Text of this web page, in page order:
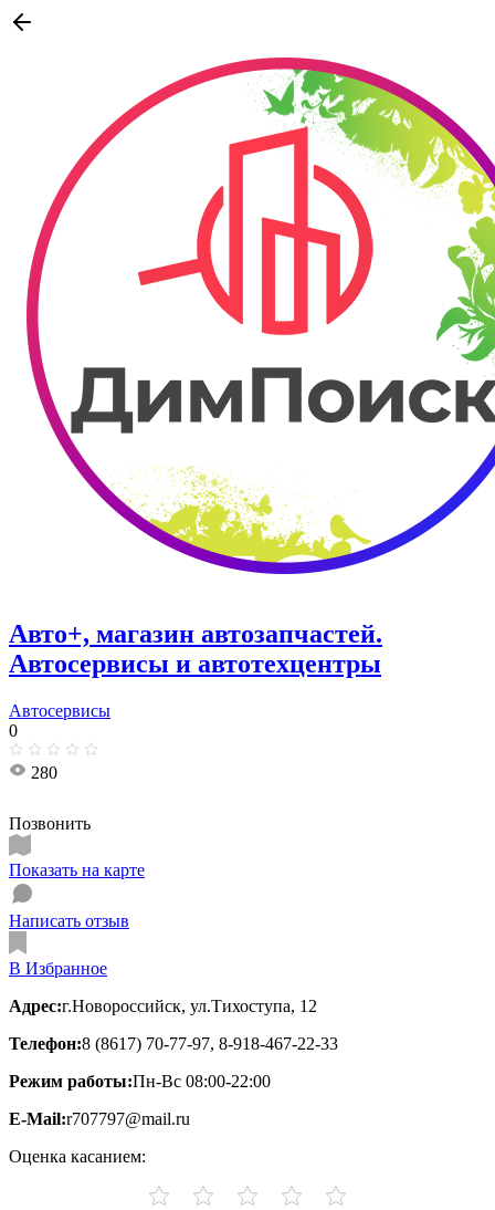
Авто+, магазин автозапчастей.
Автосервисы и автотехцентры
Автосервисы
0
280
Позвонить
Показать на карте
Написать отзыв
В Избранное
Адрес:г.Новороссийск, ул.Тихоступа, 12
Телефон:8 (8617) 70-77-97, 8-918-467-22-33
Режим работы:Пн-Вс 08:00-22:00
E-Mail:r707797@mail.ru
Оценка касанием: